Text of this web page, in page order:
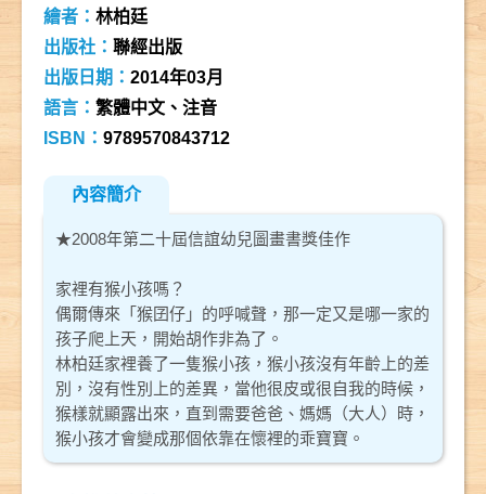
繪者：林柏廷
出版社：聯經出版
出版日期：2014年03月
語言：繁體中文、注音
ISBN：9789570843712
內容簡介
★2008年第二十屆信誼幼兒圖畫書獎佳作
家裡有猴小孩嗎？
偶爾傳來「猴囝仔」的呼喊聲，那一定又是哪一家的
孩子爬上天，開始胡作非為了。
林柏廷家裡養了一隻猴小孩，猴小孩沒有年齡上的差
別，沒有性別上的差異，當他很皮或很自我的時候，
猴樣就顯露出來，直到需要爸爸、媽媽（大人）時，
猴小孩才會變成那個依靠在懷裡的乖寶寶。